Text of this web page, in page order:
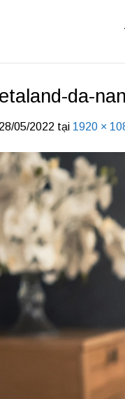
da-
28/05/2022 tại 1920 ×